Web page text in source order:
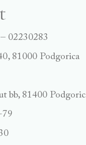
02230283
81000 Podgorica
bb, 81400